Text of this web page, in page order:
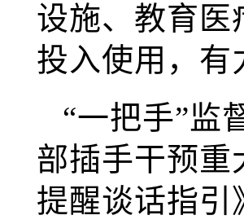
设施、教育医
投入使用，有
“一把手”监
部插手干预
提醒谈话指引